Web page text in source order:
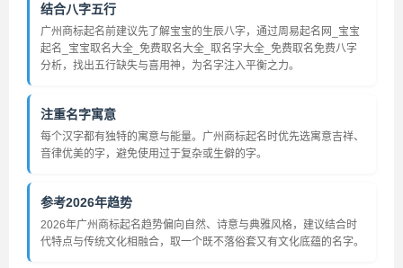
结合八字五行
广州商标起名前建议先了解宝宝的生辰八字，通过周易起名网_宝宝
起名_宝宝取名大全_免费取名大全_取名字大全_免费取名免费八字
分析，找出五行缺失与喜用神，为名字注入平衡之力。
注重名字寓意
每个汉字都有独特的寓意与能量。广州商标起名时优先选寓意吉祥、
音律优美的字，避免使用过于复杂或生僻的字。
参考2026年趋势
2026年广州商标起名趋势偏向自然、诗意与典雅风格，建议结合时
代特点与传统文化相融合，取一个既不落俗套又有文化底蕴的名字。